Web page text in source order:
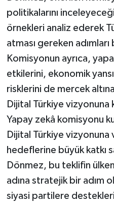
politikalarını
örnekleri analiz ederek
atması gereken
Komisyonun ayrıca,
etkilerini, ekonomik
risklerini de mercek
Dijital Türkiye vizyonuna
Yapay zekâ komisyonu
Dijital Türkiye
hedeflerine büyük katkı
Dönmez, bu teklifin
adına stratejik bir adım
siyasi partilere